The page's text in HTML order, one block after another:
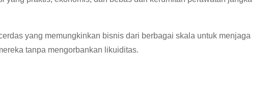
yang memungkinkan bisnis dari berbagai skala untuk menjaga
tanpa mengorbankan likuiditas.